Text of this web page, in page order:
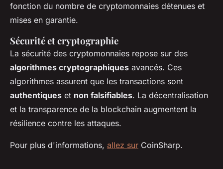
fonction du nombre de cryptomonnaies détenues et
mises en garantie.
Sécurité et cryptographie
La sécurité des cryptomonnaies repose sur des
algorithmes cryptographiques avancés. Ces
algorithmes assurent que les transactions sont
authentiques et non falsifiables. La décentralisation
et la transparence de la blockchain augmentent la
résilience contre les attaques.
Pour plus d'informations, allez sur CoinSharp.